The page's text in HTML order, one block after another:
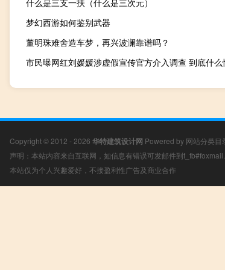
什么是三支一扶（什么是三次元）
梦幻西游如何鉴别武器
董明珠难舍造车梦，再兴波澜靠谱吗？
市民曝网红刘媛媛涉虚假宣传官方介入调查 到底什
Copyright © 2012 - 2026 华特建筑设计网 Powered by 网站分类目
声明：本站内容来自互联网，如信息有错误可发邮件到
本站仅为个人兴趣爱好，不接盈利性广告及商业合作